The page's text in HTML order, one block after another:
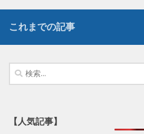
これまでの記事
検
索:
【人気記事】